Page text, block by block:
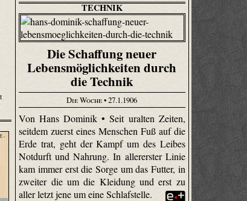
-
TECHNIK
Die Schaffung neuer
Lebensmöglichkeiten durch
die Technik
Die Woche• 27.1.1906
Von Hans Dominik • Seit uralten Zeiten,
seitdem zuerst eines Menschen Fuß auf die
Erde trat, geht der Kampf um des Leibes
Notdurft und Nahrung. In allererster Linie
kam immer erst die Sorge um das Futter, in
zweiter die um die Kleidung und erst zu
aller letzt jene um eine Schlafstelle.